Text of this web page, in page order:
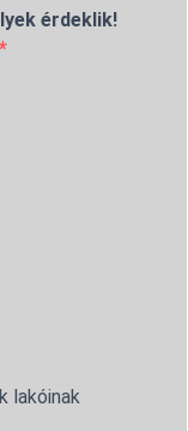
érdeklik!
lakóinak